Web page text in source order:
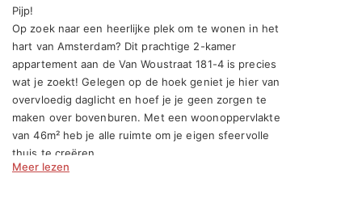
Pijp!
Op zoek naar een heerlijke plek om te wonen in het
hart van Amsterdam? Dit prachtige 2-kamer
appartement aan de Van Woustraat 181-4 is precies
wat je zoekt! Gelegen op de hoek geniet je hier van
overvloedig daglicht en hoef je je geen zorgen te
maken over bovenburen. Met een woonoppervlakte
van 46m² heb je alle ruimte om je eigen sfeervolle
thuis te creëren.
Meer lezen